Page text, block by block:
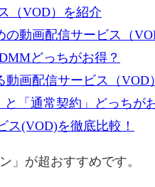
（VOD）を紹介
動画配信サービス（
どっちがお得？
画配信サービス（VOD）
「通常契約」どっちが
(VOD)を徹底比較！
」が超おすすめです。